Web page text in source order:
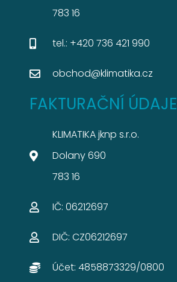
783 16
tel.: +420 736 421 990
obchod@klimatika.cz
FAKTURAČNÍ ÚDAJE
KLIMATIKA jknp s.r.o.
Dolany 690
783 16
IČ: 06212697​
DIČ: CZ06212697​
Účet: 4858873329/0800​